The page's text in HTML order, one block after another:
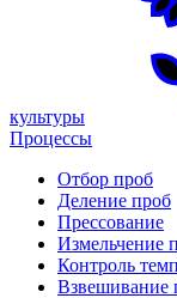
культуры
Процессы
Отбор проб
Деление проб
Прессование
Измельчение
Контроль
Взвешивание